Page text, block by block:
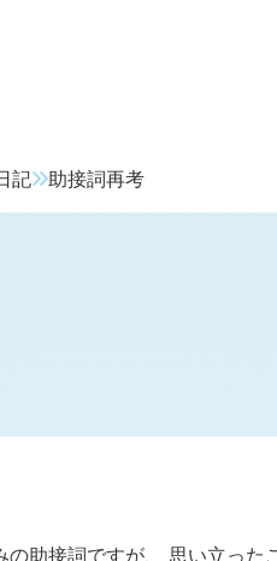
記 助接詞再考
の助接詞ですが、 思い立った